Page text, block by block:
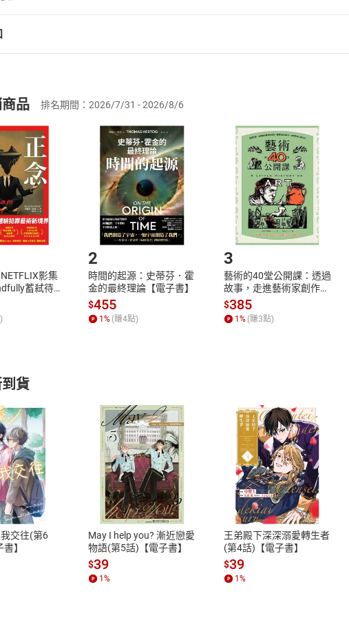
規定：
依消費者保護法第19條第1項後段暨通訊交易解除權合理例外情事適用
消費者訂購本店鋪之商品即代表知悉本店鋪所銷售之商品為電子書，
載/存取電子書，不得請求退貨退款。
式：您欲取消訂單或辦理退貨時，請登入樂天市場，並於「我的訂單
本店鋪將依您的申請進行審核，待審核通過後將為您辦理退款事宜。
，樂天市場須以整筆訂單為單位進行取消/退貨，恕無法以單支商品取
選商品 放入購物車
Shopping cart
登入帳號
Login
，如何開始使用？
選擇閱讀載具 Step2.登入
付款方式
、信用卡、LINE PAY、AFTEE
退換貨規範
本店是否提供消費者保護法七日猶
之權利，遽消費者保護法及通訊交
除權合理例外情事適用準則，依商
質各有不同規定。詳細退換貨說明
照各商品說明。
品 排名期間：2026/7/31 - 2026/8/6
影集
蓄弒待
】
2
時間的起源：史蒂芬．霍
金的最終理論【電子書】
$455
1% (賺4點)
3
藝術的40堂公開課：透過
故事，走進藝術家創作現
場，看藝術如何誕生、如
何形塑人類生活【電子
書】
$385
1% (賺3點)
貨
交往(第6
】
May I help you? 漸近戀愛
物語(第5話)【電子書】
$39
1%
王弟殿下深深溺愛轉生者
(第4話)【電子書】
$39
1%